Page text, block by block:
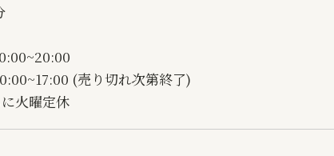
(売り切れ次第終了)
火曜定休